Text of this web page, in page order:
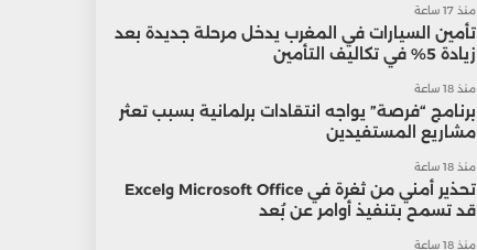
منذ 17 ساعة
تأمين السيارات في المغرب يدخل مرحلة جديدة بعد
زيادة 5% في تكاليف التأمين
منذ 18 ساعة
برنامج “فرصة” يواجه انتقادات برلمانية بسبب تعثر
مشاريع المستفيدين
منذ 18 ساعة
تحذير أمني من ثغرة في Microsoft Office وExcel
قد تسمح بتنفيذ أوامر عن بُعد
منذ 18 ساعة